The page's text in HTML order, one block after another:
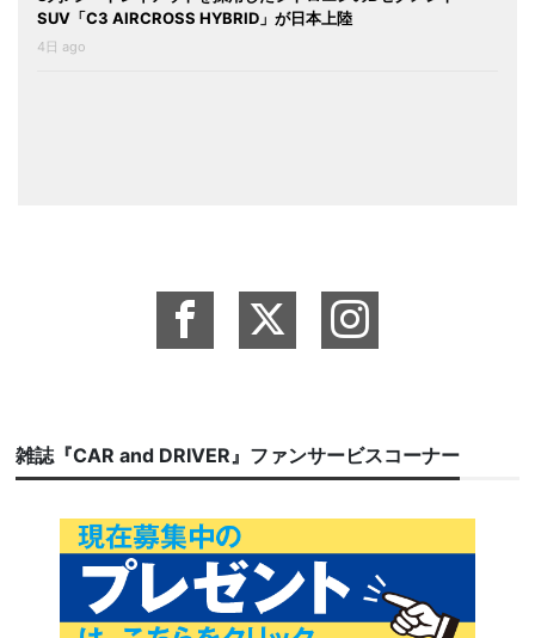
SUV「C3 AIRCROSS HYBRID」が日本上陸
4日 ago
雑誌『CAR and DRIVER』ファンサービスコーナー